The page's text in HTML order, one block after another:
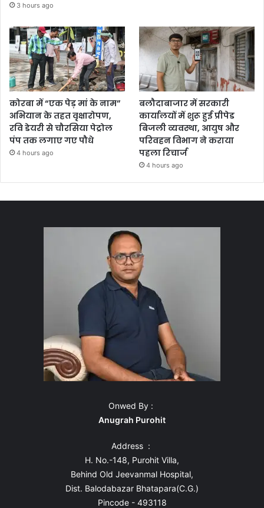
3 hours ago
कोरबा में “एक पेड़ मां के नाम”
अभियान के तहत वृक्षारोपण,
रवि डेयरी से चौरसिया पेट्रोल
पंप तक लगाए गए पौधे
4 hours ago
बलौदाबाजार में सरकारी
कार्यालयों में शुरू हुई प्रीपेड
बिजली व्यवस्था, आयुष और
परिवहन विभाग ने कराया
पहला रिचार्ज
4 hours ago
Onwed By :
Anugrah Purohit
Address :
H. No.-148, Purohit Villa,
Behind Old Jeevanmal Hospital,
Dist. Balodabazar Bhatapara(C.G.)
Pincode - 493118